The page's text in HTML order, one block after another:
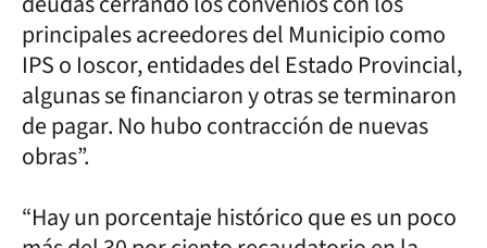
principales acreedores del Municipio como
IPS o Ioscor, entidades del Estado Provincial,
algunas se financiaron y otras se terminaron
de pagar. No hubo contracción de nuevas
obras”.
“Hay un porcentaje histórico que es un poco